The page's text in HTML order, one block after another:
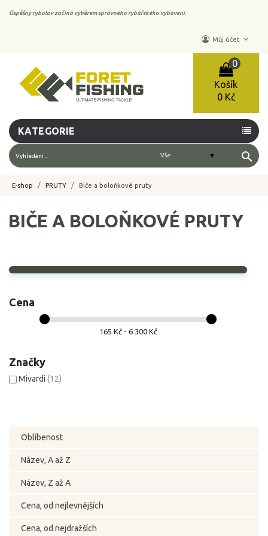
Úspěšný rybolov začíná výběrem správného rybářského vybavení.
Můj účet keyboard_arrow_down
Košík
0
0 Kč
KATEGORIE
search
E-shop PRUTY Biče a boloňkové pruty
BIČE A BOLOŇKOVÉ PRUTY
Cena
165 Kč - 6 300 Kč
Značky
Mivardi (12)
Oblíbenost
Název, A až Z
Název, Z až A
Cena, od nejlevnějších
Cena, od nejdražších